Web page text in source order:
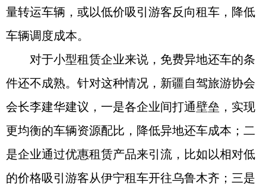
量转运车辆，或以低价吸引游客反向租车，降低
车辆调度成本。
对于小型租赁企业来说，免费异地还车的条
件还不成熟。针对这种情况，新疆自驾旅游协会
会长李建华建议，一是各企业间打通壁垒，实现
更均衡的车辆资源配比，降低异地还车成本；二
是企业通过优惠租赁产品来引流，比如以相对低
的价格吸引游客从伊宁租车开往乌鲁木齐；三是